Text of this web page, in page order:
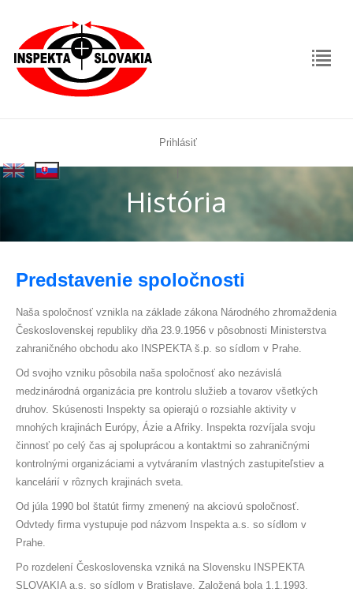
Prihlásiť
rolex
replica
História
Predstavenie spoločnosti
Naša spoločnosť vznikla na základe zákona Národného zhromaždenia
Československej republiky dňa 23.9.1956 v pôsobnosti Ministerstva
zahraničného obchodu ako INSPEKTA š.p. so sídlom v Prahe.
Od svojho vzniku pôsobila naša spoločnosť ako nezávislá
medzinárodná organizácia pre kontrolu služieb a tovarov všetkých
druhov. Skúsenosti Inspekty sa opierajú o rozsiahle aktivity v
mnohých krajinách Európy, Ázie a Afriky. Inspekta rozvíjala svoju
činnosť po celý čas aj spoluprácou a kontaktmi so zahraničnými
kontrolnými organizáciami a vytváraním vlastných zastupiteľstiev a
kancelárií v rôznych krajinách sveta.
Od júla 1990 bol štatút firmy zmenený na akciovú spoločnosť.
Odvtedy firma vystupuje pod názvom Inspekta a.s. so sídlom v
Prahe.
Po rozdelení Československa vzniká na Slovensku INSPEKTA
SLOVAKIA a.s. so sídlom v Bratislave. Založená bola 1.1.1993.